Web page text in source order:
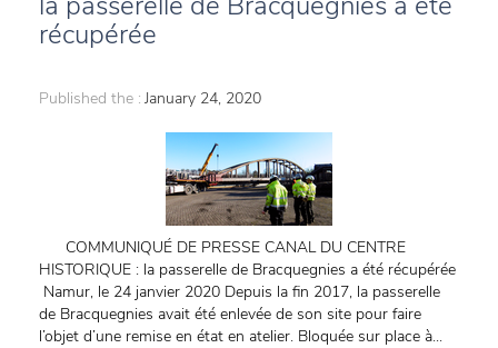
récupérée
Published the : January 24, 2020
COMMUNIQUÉ DE PRESSE CANAL DU CENTRE
HISTORIQUE : la passerelle de Bracquegnies a été récupérée
Namur, le 24 janvier 2020 Depuis la fin 2017, la passerelle
de Bracquegnies avait été enlevée de son site pour faire
l’objet d’une remise en état en atelier. Bloquée sur place à...